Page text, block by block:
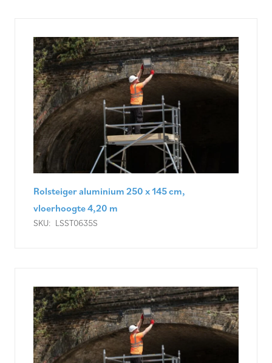
Rolsteiger aluminium 250 x 145 cm,
vloerhoogte 4,20 m
SKU: LSST0635S